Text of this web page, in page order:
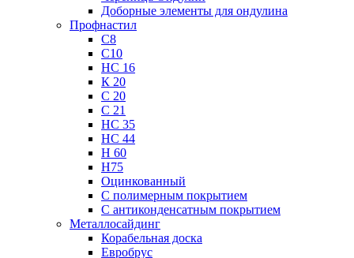
Доборные элементы для ондулина
Профнастил
С8
С10
НС 16
К 20
С 20
С 21
НС 35
НС 44
Н 60
Н75
Оцинкованный
С полимерным покрытием
С антиконденсатным покрытием
Металлосайдинг
Корабельная доска
Евробрус